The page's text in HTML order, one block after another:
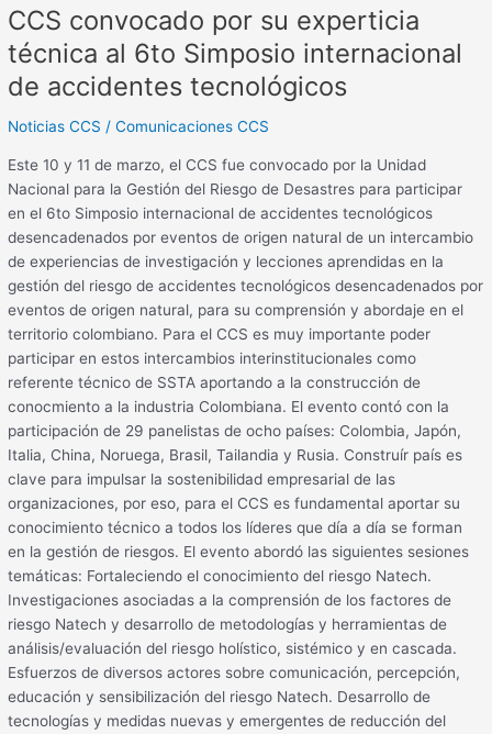
CCS convocado por su experticia
técnica al 6to Simposio internacional
de accidentes tecnológicos
Noticias CCS /Comunicaciones CCS
Este 10 y 11 de marzo, el CCS fue convocado por la Unidad
Nacional para la Gestión del Riesgo de Desastres para participar
en el 6to Simposio internacional de accidentes tecnológicos
desencadenados por eventos de origen natural de un intercambio
de experiencias ​​de investigación y lecciones aprendidas en la
gestión del riesgo de accidentes tecnológicos desencadenados por
eventos de origen natural, para su comprensión y abordaje en el
territorio colombiano. Para el CCS es muy importante poder
participar en estos intercambios interinstitucionales como
referente técnico de SSTA aportando a la construcción de
conocmiento a la industria Colombiana. El evento contó con la
participación de 29 panelistas de ocho países: Colombia, Japón,
Italia, China, Noruega, Brasil, Tailandia y Rusia. Construír país es
clave para impulsar la sostenibilidad empresarial de las
organizaciones, por eso, para el CCS es fundamental aportar su
conocimiento técnico a todos los líderes que día a día se forman
en la gestión de riesgos. El evento abordó las siguientes sesiones
temáticas: Fortaleciendo el conocimiento del riesgo​ Natech.
Investigaciones asociadas a la comprensión de los factores de
riesgo Natech y desarrollo de metodologías y herramientas de
análisis/evaluación del riesgo holístico, sistémico y en cascada.
Esfuerzos de diversos actores sobre comunicación, percepción,
educación y sensibilización del riesgo Natech. Desarrollo de
tecnologías y medidas nuevas y emergentes de reducción del